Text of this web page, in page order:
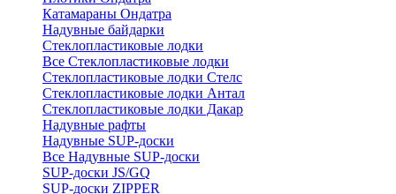
Катамараны Ондатра
Надувные байдарки
Стеклопластиковые лодки
Все Стеклопластиковые лодки
Стеклопластиковые лодки Стелс
Стеклопластиковые лодки Антал
Стеклопластиковые лодки Дакар
Надувные рафты
Надувные SUP-доски
Все Надувные SUP-доски
SUP-доски JS/GQ
SUP-доски ZIPPER